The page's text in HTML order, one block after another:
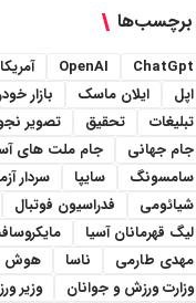
برچسب‌ها
ChatGpt
OpenAI آمریکا
اپل
ایلان ماسک بازار
تبلیغات
تحقیق تصویر
جام جهانی
جام ملت های
سامسونگ
سایپا سردار
شیائومی
فدراسیون فوتبال
لیگ قهرمانان آسیا
مهدی طارمی
ناسا هوش
وزارت ورزش و جوانان
وزیر